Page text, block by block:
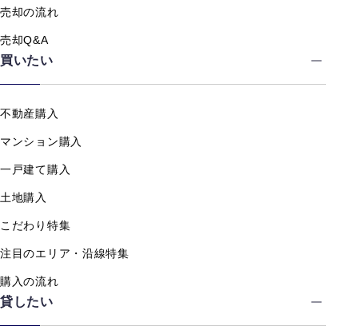
売却の流れ
売却Q&A
買いたい
不動産購入
マンション購入
一戸建て購入
土地購入
こだわり特集
注目のエリア・沿線特集
購入の流れ
貸したい